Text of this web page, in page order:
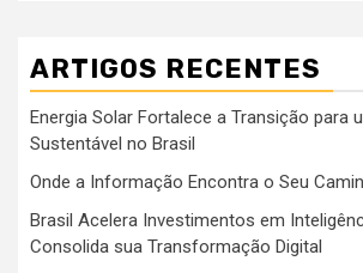
ARTIGOS RECENTES
Energia Solar Fortalece a Transição para
Sustentável no Brasil
Onde a Informação Encontra o Seu
Brasil Acelera Investimentos em
Consolida sua Transformação Digital